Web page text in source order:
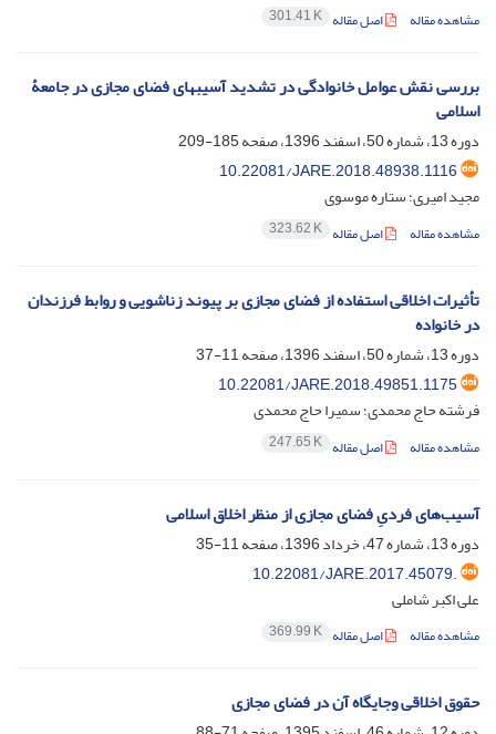
مشاهده مقاله اصل مقاله 301.41 K
بررسی نقش عوامل خانوادگی در تشدید آسیبهای فضای مجازی در جامعۀ
اسلامی
دوره 13، شماره 50، اسفند 1396، صفحه
185-209
10.22081/JARE.2018.48938.1116
مجید امیری؛ ستاره موسوی
مشاهده مقاله اصل مقاله 323.62 K
تأثیرات اخلاقی استفاده از فضای مجازی بر پیوند زناشویی و روابط فرزندان
در خانواده
دوره 13، شماره 50، اسفند 1396، صفحه
11-37
10.22081/JARE.2018.49851.1175
فرشته حاج محمدی؛ سمیرا حاج محمدی
مشاهده مقاله اصل مقاله 247.65 K
آسیب‌های فردیِ فضای مجازی از منظر اخلاق اسلامی
دوره 13، شماره 47، خرداد 1396، صفحه
11-35
10.22081/JARE.2017.45079.
علی اکبر شاملی
مشاهده مقاله اصل مقاله 369.99 K
حقوق اخلاقی وجایگاه آن در فضای مجازی